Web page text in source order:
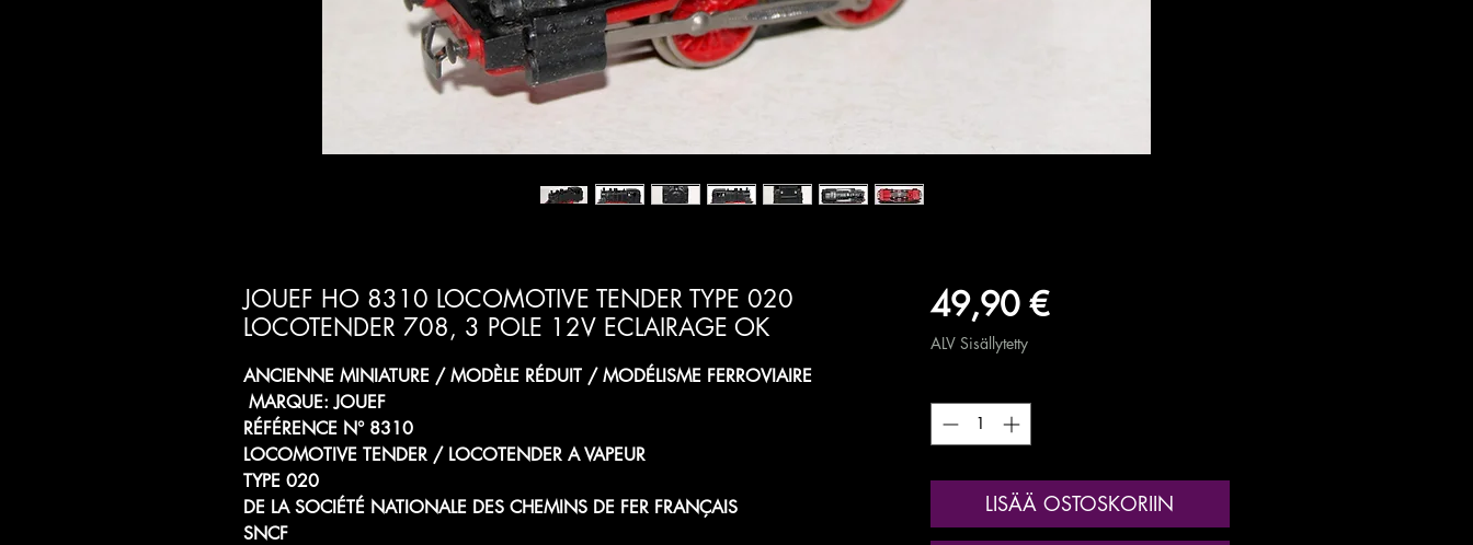
JOUEF HO 8310 LOCOMOTIVE TENDER TYPE 020
LOCOTENDER 708, 3 POLE 12V ECLAIRAGE OK
ANCIENNE MINIATURE / MODÈLE RÉDUIT / MODÉLISME FERROVIAIRE
MARQUE: JOUEF
RÉFÉRENCE N° 8310
LOCOMOTIVE TENDER / LOCOTENDER A VAPEUR
TYPE 020
DE LA SOCIÉTÉ NATIONALE DES CHEMINS DE FER FRANÇAIS
SNCF
49,90 €Hinta
ALV Sisällytetty
LISÄÄ OSTOSKORIIN